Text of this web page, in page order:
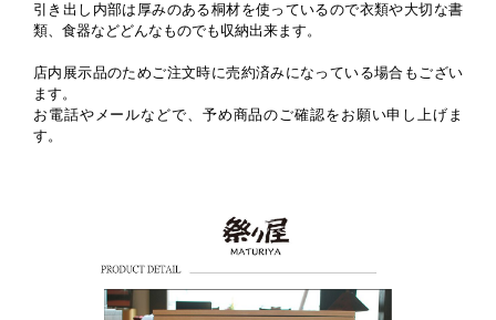
引き出し内部は厚みのある桐材を使っているので衣類や大切な書
類、食器などどんなものでも収納出来ます。
店内展示品のためご注文時に売約済みになっている場合もござい
ます。
お電話やメールなどで、予め商品のご確認をお願い申し上げま
す。